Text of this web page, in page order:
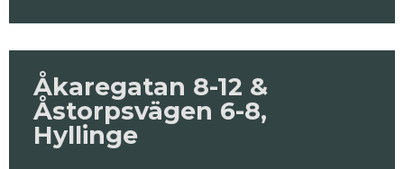
Åkaregatan 8-12 &
Åstorpsvägen 6-8,
Hyllinge